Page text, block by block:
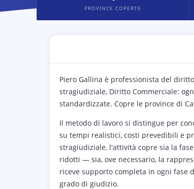
PROVINCE COPERTE
Piero Gallina è professionista del
stragiudiziale, Diritto Commerciale:
standardizzate. Copre le province di
Il metodo di lavoro si distingue per
su tempi realistici, costi prevedibili e
stragiudiziale, l'attività copre sia la
ridotti — sia, ove necessario, la
riceve supporto completa in ogni fase
grado di giudizio.